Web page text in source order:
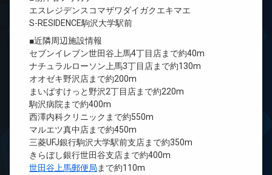
エスレジデンスコマザワダイガクエキマエ
S-RESIDENCE駒沢大学駅前
■近隣周辺施設情報
セブンイレブン世田谷上馬4丁目店まで約40m
ナチュラルローソン上馬3丁目店まで約130m
オオゼキ野沢店まで約200m
まいばすけっと野沢2丁目店まで約220m
駒沢病院まで約400m
西澤内科クリニックまで約550m
マルエツ真中店まで約450m
三菱UFJ銀行駒沢大学駅前支店まで約350m
きらぼし銀行世田谷支店まで約400m
世田谷上馬郵便局 まで約110m